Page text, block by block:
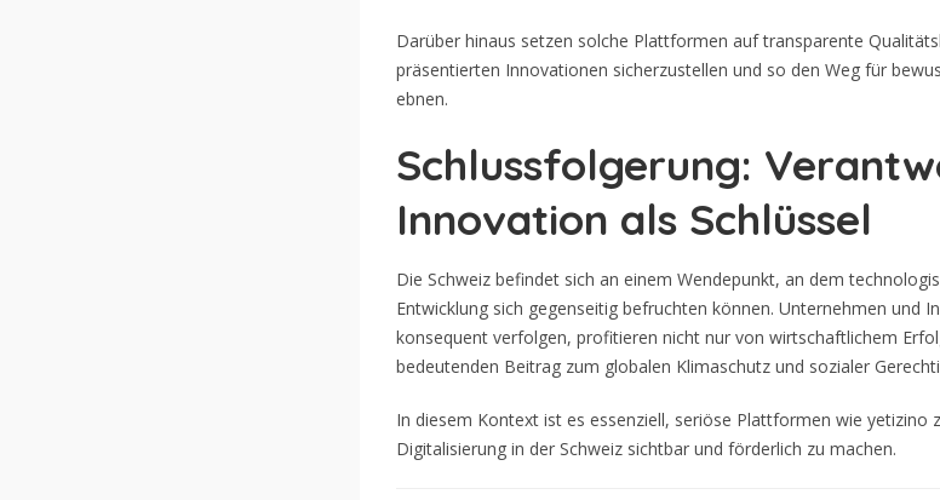
Darüber hinaus setzen solche Plattformen auf transparente
präsentierten Innovationen sicherzustellen und so den Weg für
ebnen.
Schlussfolgerung:
Innovation als Schlüssel
Die Schweiz befindet sich an einem Wendepunkt, an dem
Entwicklung sich gegenseitig befruchten können. Unternehmen und
konsequent verfolgen, profitieren nicht nur von wirtschaftlichem
bedeutenden Beitrag zum globalen Klimaschutz und sozialer
In diesem Kontext ist es essenziell, seriöse Plattformen wie yetizino
Digitalisierung in der Schweiz sichtbar und förderlich zu machen.